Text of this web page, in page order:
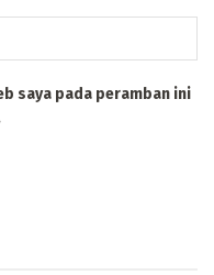
saya pada peramban ini